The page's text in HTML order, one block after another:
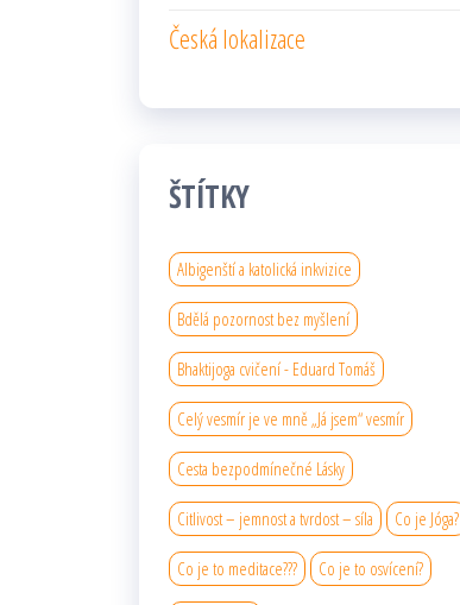
Česká lokalizace
ŠTÍTKY
Albigenští a katolická inkvizice
Bdělá pozornost bez myšlení
Bhaktijoga cvičení - Eduard Tomáš
Celý vesmír je ve mně „Já jsem“ vesmír
Cesta bezpodmínečné Lásky
Citlivost – jemnost a tvrdost – síla Co je Jóga?
Co je to meditace??? Co je to osvícení?